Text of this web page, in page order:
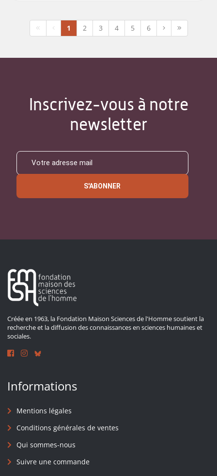
1 2 3 4 5 6
Inscrivez-vous à notre
newsletter
S'ABONNER
Créée en 1963, la Fondation Maison Sciences de l'Homme soutient la
recherche et la diffusion des connaissances en sciences humaines et
sociales.
Informations
Mentions légales
Conditions générales de ventes
Qui sommes-nous
Suivre une commande